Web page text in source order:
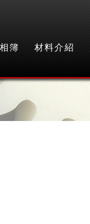
簿 材料介紹